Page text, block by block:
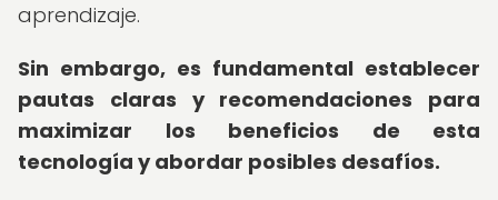
aprendizaje.
Sin embargo, es fundamental establecer
pautas claras y recomendaciones para
maximizar los beneficios de esta
tecnología y abordar posibles desafíos.